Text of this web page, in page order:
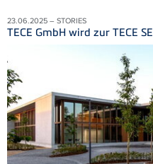
23.06.2025 – STORIES
TECE GmbH wird zur TECE SE